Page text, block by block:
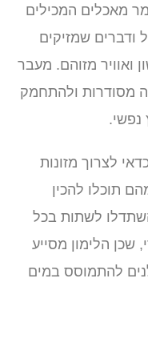
מאכלים המכילים
ודברים שמזיקים
ואוויר מזוהם. מעבר
מסודרות ולהתחמק
לצרוך מזונות
תוכלו להכין
השתדלו לשתות בכל
שכן הלימון מסייע
להתמוסס במים